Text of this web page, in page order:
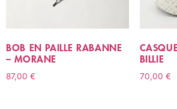
BOB EN PAILLE RABANNE
– MORANE
87,00 €
BILLIE
70,00 €